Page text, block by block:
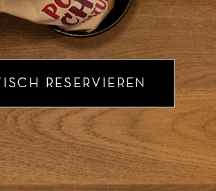
TISCH RESERVIEREN